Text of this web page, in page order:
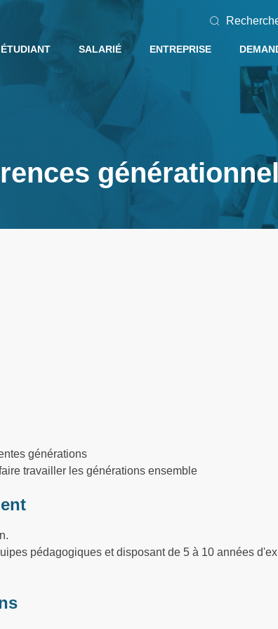
ÉTUDIANT SALARIÉ ENTREPRISE
générations
travailler les générations ensemble
pédagogiques et disposant de 5 à 10 années